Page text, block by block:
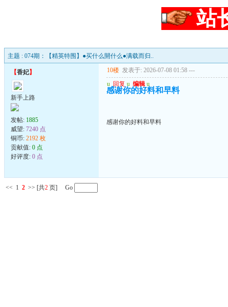
站
主题 : 074期：【精英特围】●买什么開什么●满载而归..
【香妃】
新手上路
发帖: 1885
威望: 7240 点
铜币: 2192 枚
贡献值: 0 点
好评度: 0 点
10楼 发表于: 2026-07-08 01:58 ---
u 回复 u 编辑 u
感谢你的好料和早料
感谢你的好料和早料
<< 1 2 >> [共2 页] Go